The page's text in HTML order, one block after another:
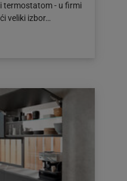
termostatom - u firmi
veliki izbor…